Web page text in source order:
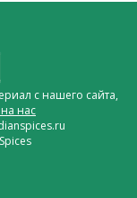
с нашего сайта,
нас